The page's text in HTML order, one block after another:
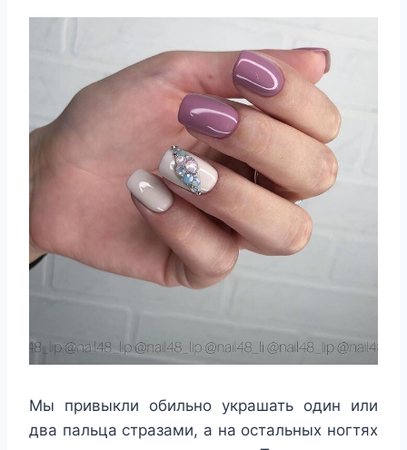
Мы привыкли обильно украшать один или
два пальца стразами, а на остальных ногтях